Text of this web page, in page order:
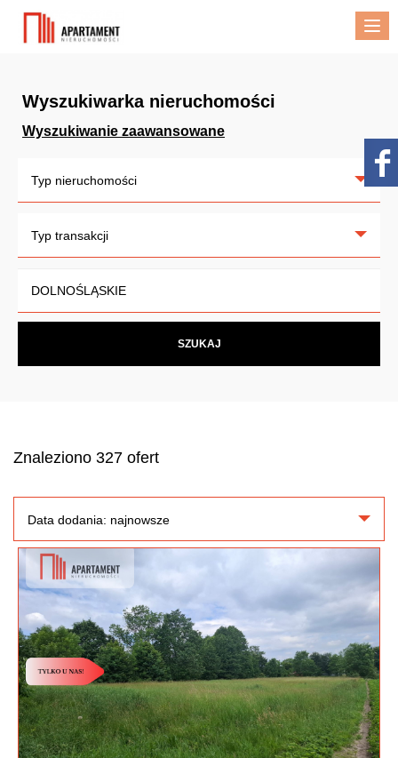
Wyszukiwarka nieruchomości
Wyszukiwanie zaawansowane
Typ nieruchomości
Typ transakcji
Znaleziono 327 ofert
Data dodania: najnowsze